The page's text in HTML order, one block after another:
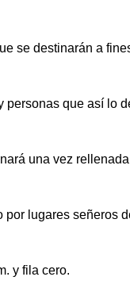
se destinarán a
que así lo
una vez
lugares señeros
y fila cero.